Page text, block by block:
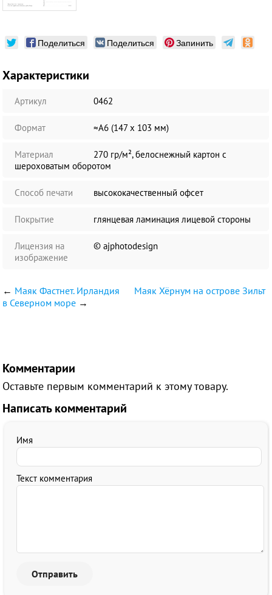
Поделиться Поделиться Запинить
Характеристики
Артикул 0462
Формат ≈А6 (147 х 103 мм)
Материал
270 гр/м², белоснежный картон с
шероховатым оборотом
Способ печати высококачественный офсет
Покрытие глянцевая ламинация лицевой стороны
Лицензия на
изображение
© ajphotodesign
← Маяк Фастнет. Ирландия
Маяк Хёрнум на острове Зильт
в Северном море →
Комментарии
Оставьте первым комментарий к этому товару.
Написать комментарий
Имя
Текст комментария